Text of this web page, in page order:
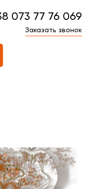
073 77 76 069
Заказать звонок